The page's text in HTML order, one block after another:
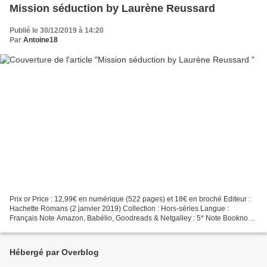
Mission séduction by Laurène Reussard
Publié le 30/12/2019 à 14:20
Par Antoine18
Prix or Price : 12,99€ en numérique (522 pages) et 18€ en broché Editeur :
Hachette Romans (2 janvier 2019) Collection : Hors-séries Langue :
Français Note Amazon, Babélio, Goodreads & Netgalley : 5* Note Booknode
Hébergé par Overblog